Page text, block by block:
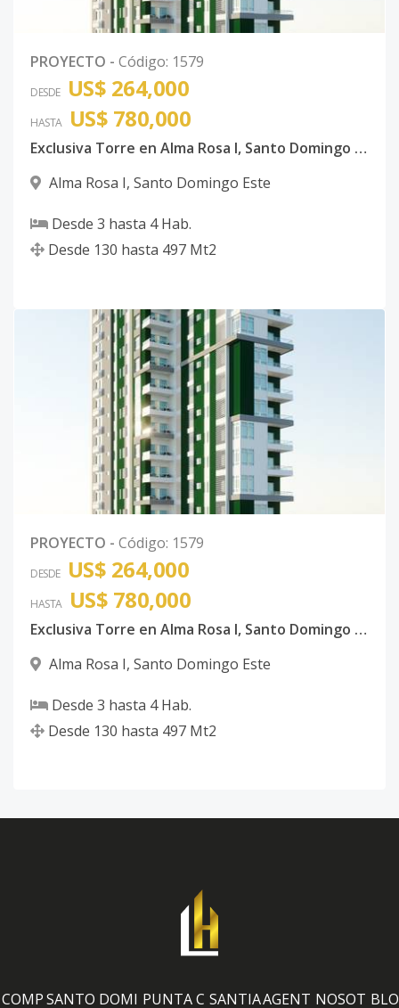
PROYECTO - Código: 1579
DESDE US$ 264,000
HASTA US$ 780,000
Exclusiva Torre en Alma Rosa I, Santo Domingo Este
Alma Rosa I, Santo Domingo Este
Desde 3 hasta 4Hab.
Desde 130 hasta 497 Mt2
PROYECTO - Código: 1579
DESDE US$ 264,000
HASTA US$ 780,000
Exclusiva Torre en Alma Rosa I, Santo Domingo Este
Alma Rosa I, Santo Domingo Este
Desde 3 hasta 4Hab.
Desde 130 hasta 497 Mt2
COMPSANTO DOMI PUNTA C SANTIAAGENT NOSOT BLO